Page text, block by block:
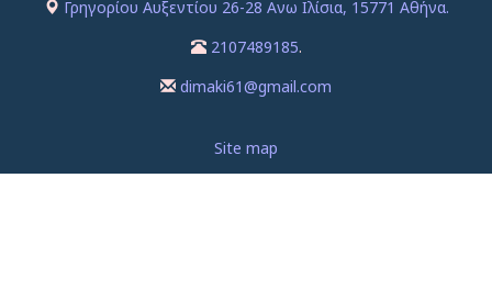
Γρηγορίου Αυξεντίου 26-28 Ανω Ιλίσια, 15771 Αθήνα.
2107489185.
dimaki61@gmail.com
Site map